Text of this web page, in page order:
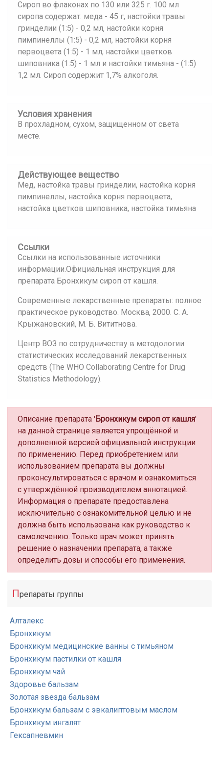
Сироп во флаконах по 130 или 325 г. 100 мл
сиропа содержат: меда - 45 г, настойки травы
гринделии (1:5) - 0,2 мл, настойки корня
пимпинеллы (1:5) - 0,2 мл, настойки корня
первоцвета (1:5) - 1 мл, настойки цветков
шиповника (1:5) - 1 мл и настойки тимьяна - (1:5)
1,2 мл. Сироп содержит 1,7% алкоголя.
Условия хранения
В прохладном, сухом, защищенном от света
месте.
Действующее вещество
Мед, настойка травы гринделии, настойка корня
пимпинеллы, настойка корня первоцвета,
настойка цветков шиповника, настойка тимьяна
Ссылки
Ссылки на использованные источники
информации.Официальная инструкция для
препарата Бронхикум сироп от кашля.
Современные лекарственные препараты: полное
практическое руководство. Москва, 2000. С. А.
Крыжановский, М. Б. Вититнова.
Центр ВОЗ по сотрудничеству в методологии
статистических исследований лекарственных
средств (The WHO Collaborating Centre for Drug
Statistics Methodology).
Описание препарата 'Бронхикум сироп от кашля'
на данной странице является упрощённой и
дополненной версией официальной инструкции
по применению. Перед приобретением или
использованием препарата вы должны
проконсультироваться с врачом и ознакомиться
с утверждённой производителем аннотацией.
Информация о препарате предоставлена
исключительно с ознакомительной целью и не
должна быть использована как руководство к
самолечению. Только врач может принять
решение о назначении препарата, а также
определить дозы и способы его применения.
Препараты группы
Алталекс
Бронхикум
Бронхикум медицинские ванны с тимьяном
Бронхикум пастилки от кашля
Бронхикум чай
Здоровье бальзам
Золотая звезда бальзам
Бронхикум бальзам с эвкалиптовым маслом
Бронхикум ингалят
Гексапневмин